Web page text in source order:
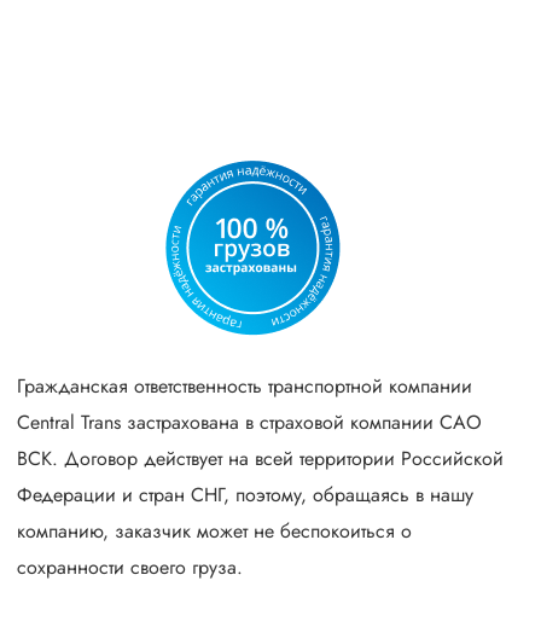
Гражданская ответственность транспортной компании
Central Trans застрахована в страховой компании САО
ВСК. Договор действует на всей территории Российской
Федерации и стран СНГ, поэтому, обращаясь в нашу
компанию, заказчик может не беспокоиться о
сохранности своего груза.